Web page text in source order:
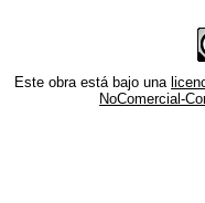
Este obra está bajo una
NoComercial-